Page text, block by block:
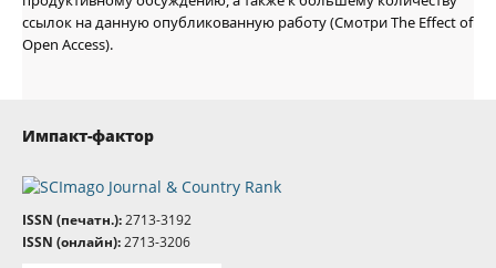
ссылок на данную опубликованную работу (Смотри The Effect of
Open Access).
Импакт-фактор
ISSN (печатн.):2713-3192
ISSN (онлайн):2713-3206